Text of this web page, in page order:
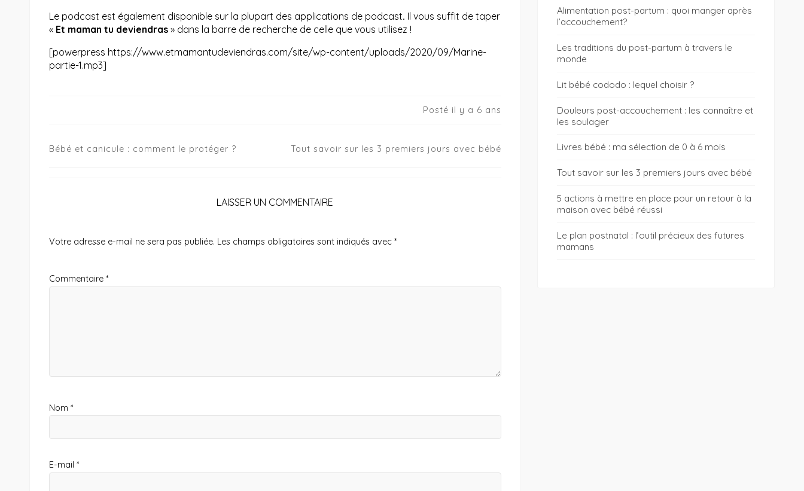
Le podcast est également disponible sur la plupart des applications de podcast. Il vous suffit de taper
« Et maman tu deviendras» dans la barre de recherche de celle que vous utilisez !
[powerpress https://www.etmamantudeviendras.com/site/wp-content/uploads/2020/09/Marine-
partie-1.mp3]
Posté il y a 6 ans
Navigation
Bébé et canicule : comment le protéger ? Tout savoir sur les 3 premiers jours avec bébé
LAISSER UN COMMENTAIRE
Votre adresse e-mail ne sera pas publiée. Les champs obligatoires sont indiqués avec *
Commentaire *
Nom *
E-mail *
Alimentation post-partum : quoi manger après
l’accouchement?
Les traditions du post-partum à travers le
monde
Lit bébé cododo : lequel choisir ?
Douleurs post-accouchement : les connaître et
les soulager
Livres bébé : ma sélection de 0 à 6 mois
Tout savoir sur les 3 premiers jours avec bébé
5 actions à mettre en place pour un retour à la
maison avec bébé réussi
Le plan postnatal : l’outil précieux des futures
mamans